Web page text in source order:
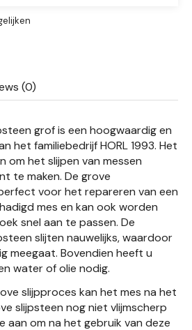
(0)
grof is een hoogwaardig en
het familiebedrijf HORL 1993. Het
om het slijpen van messen
te maken. De grove
voor het repareren van een
mes en kan ook worden
snel aan te passen. De
slijten nauwelijks, waardoor
meegaat. Bovendien heeft u
water of olie nodig.
slijpproces kan het mes na het
slijpsteen nog niet vlijmscherp
aan om na het gebruik van deze